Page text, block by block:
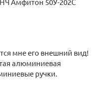
мне его внешний вид!
алюминиевая
ручки.